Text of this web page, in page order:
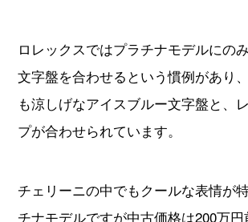
ロレックスではプラチナモデルにの
文字盤を合わせるという慣例があり
も涼しげなアイスブルー文字盤と、
プが合わせられています。
チェリーニの中でもクールな表情が
チナモデルですが中古価格は200万